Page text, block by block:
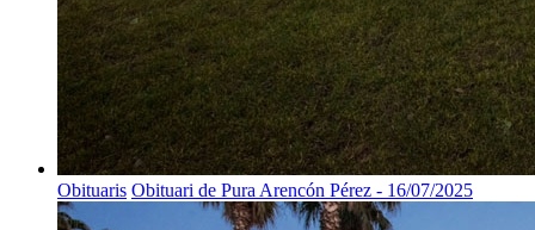
Obituaris Obituari de Pura Arencón Pérez - 16/07/2025